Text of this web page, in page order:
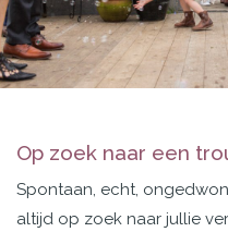
Op zoek naar een
Spontaan, echt,
altijd op zoek naar jullie